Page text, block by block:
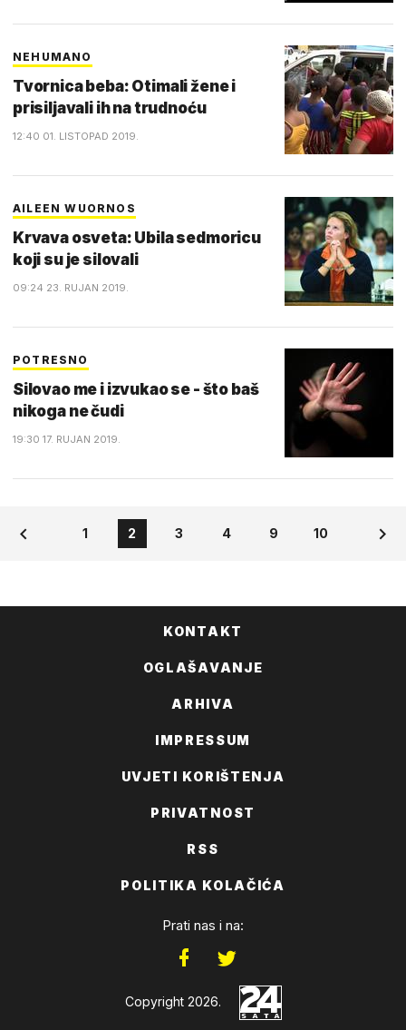
NEHUMANO
Tvornica beba: Otimali žene i
prisiljavali ih na trudnoću
12:40 01. LISTOPAD 2019.
AILEEN WUORNOS
Krvava osveta: Ubila sedmoricu
koji su je silovali
09:24 23. RUJAN 2019.
POTRESNO
Silovao me i izvukao se - što baš
nikoga ne čudi
19:30 17. RUJAN 2019.
1 2 3 4 9 10
KONTAKT
OGLAŠAVANJE
ARHIVA
IMPRESSUM
UVJETI KORIŠTENJA
PRIVATNOST
RSS
POLITIKA KOLAČIĆA
Prati nas i na:
Copyright 2026.